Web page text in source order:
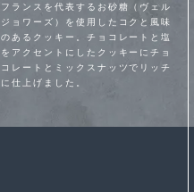
フランスを代表するお砂糖（ヴェル
ジョワーズ）を使用したコクと風味
のあるクッキー。チョコレートと塩
をアクセントにしたクッキーにチョ
コレートとミックスナッツでリッチ
に仕上げました。